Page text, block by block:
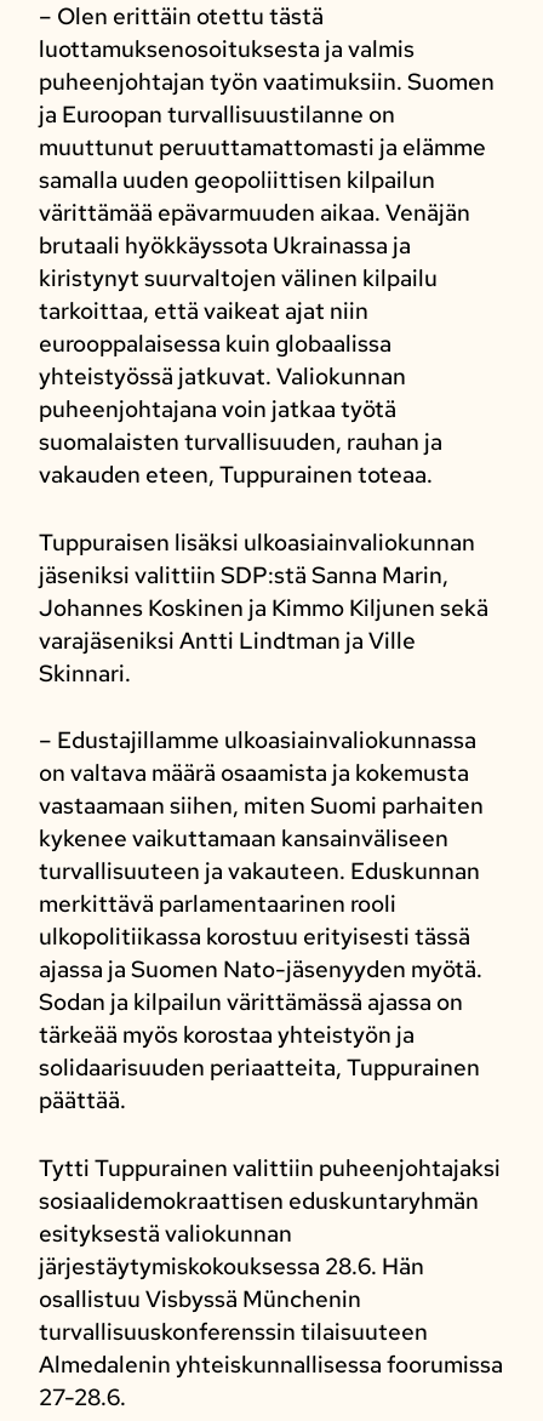
– Olen erittäin otettu tästä
luottamuksenosoituksesta ja valmis
puheenjohtajan työn vaatimuksiin. Suomen
ja Euroopan turvallisuustilanne on
muuttunut peruuttamattomasti ja elämme
samalla uuden geopoliittisen kilpailun
värittämää epävarmuuden aikaa. Venäjän
brutaali hyökkäyssota Ukrainassa ja
kiristynyt suurvaltojen välinen kilpailu
tarkoittaa, että vaikeat ajat niin
eurooppalaisessa kuin globaalissa
yhteistyössä jatkuvat. Valiokunnan
puheenjohtajana voin jatkaa työtä
suomalaisten turvallisuuden, rauhan ja
vakauden eteen, Tuppurainen toteaa.
Tuppuraisen lisäksi ulkoasiainvaliokunnan
jäseniksi valittiin SDP:stä Sanna Marin,
Johannes Koskinen ja Kimmo Kiljunen sekä
varajäseniksi Antti Lindtman ja Ville
Skinnari.
– Edustajillamme ulkoasiainvaliokunnassa
on valtava määrä osaamista ja kokemusta
vastaamaan siihen, miten Suomi parhaiten
kykenee vaikuttamaan kansainväliseen
turvallisuuteen ja vakauteen. Eduskunnan
merkittävä parlamentaarinen rooli
ulkopolitiikassa korostuu erityisesti tässä
ajassa ja Suomen Nato-jäsenyyden myötä.
Sodan ja kilpailun värittämässä ajassa on
tärkeää myös korostaa yhteistyön ja
solidaarisuuden periaatteita, Tuppurainen
päättää.
Tytti Tuppurainen valittiin puheenjohtajaksi
sosiaalidemokraattisen eduskuntaryhmän
esityksestä valiokunnan
järjestäytymiskokouksessa 28.6. Hän
osallistuu Visbyssä Münchenin
turvallisuuskonferenssin tilaisuuteen
Almedalenin yhteiskunnallisessa foorumissa
27-28.6.